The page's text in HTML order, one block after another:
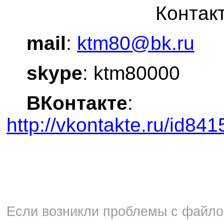
mail: ktm80@bk.ru
skype: ktm80000
ВКонтакте:
http://vkontakte.ru/
Если возникли проблемы с